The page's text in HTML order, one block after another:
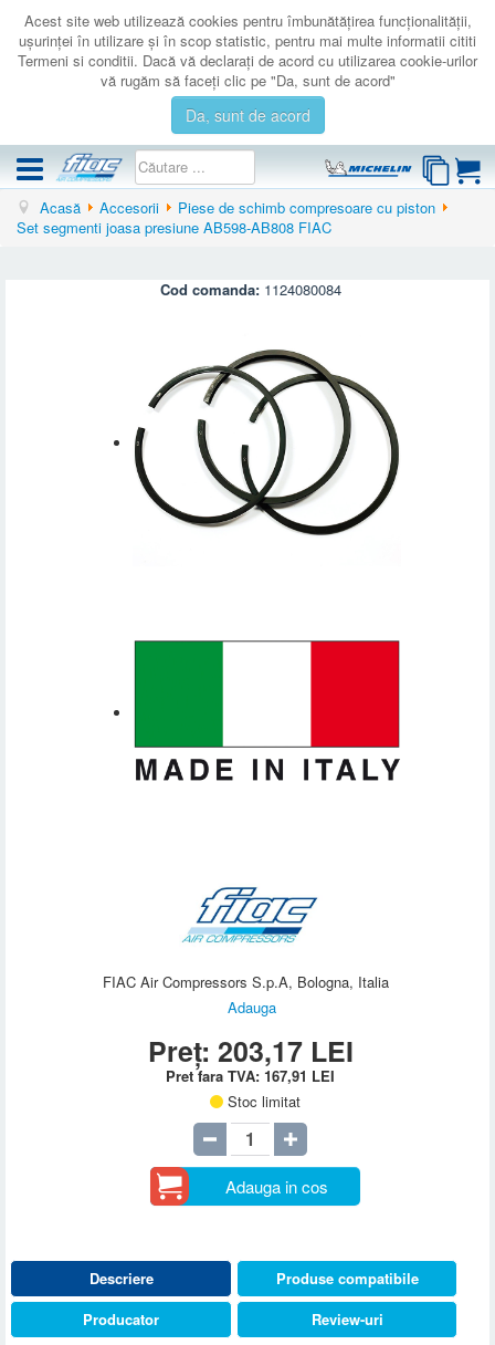
Acest site web utilizează cookies pentru îmbunătăţirea funcţionalităţii,
uşurinţei în utilizare şi în scop statistic, pentru mai multe informatii cititi
Termeni si conditii. Dacă vă declaraţi de acord cu utilizarea cookie-urilor
vă rugăm să faceţi clic pe "Da, sunt de acord"
Da, sunt de acord
COMPRESOARE
AUTENTIFICARE
Acasă Accesorii
Piese de schimb compresoare cu piston
Set segmenti joasa presiune AB598-AB808 FIAC
Cod comanda: 1124080084
FIAC Air Compressors S.p.A, Bologna, Italia
Adauga
Preț: 203,17 LEI
Pret fara TVA:167,91 LEI
Stoc limitat
Adauga in cos
Descriere
Produse compatibile
Producator
Review-uri